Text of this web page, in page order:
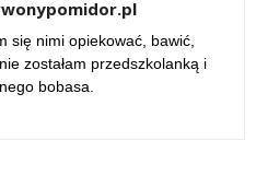
się nimi opiekować, bawić,
zostałam przedszkolanką i
bobasa.